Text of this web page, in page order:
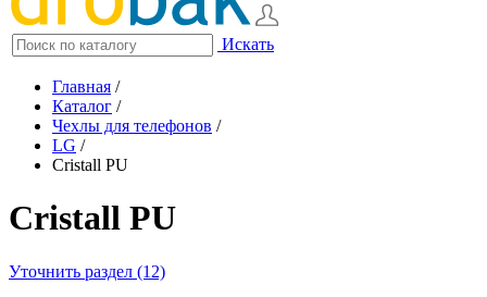
Искать
Главная /
Каталог /
Чехлы для телефонов /
LG /
Cristall PU
Cristall PU
Уточнить раздел (12)